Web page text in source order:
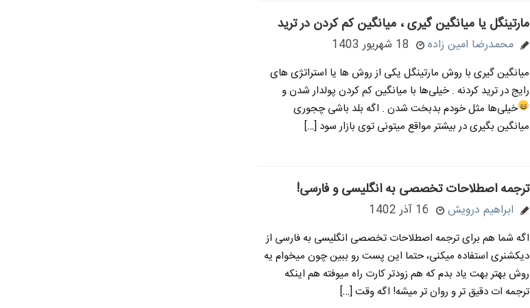
مارتینگل یا میانگین گیری ، میانگین کم کردن در ترید
محمدرضا امین زاده 18 شهریور 1403
میانگین گیری با روش مارتینگل یکی از روش ها یا استراتژی های
رایج در ترید کردنه . خیلی‌ها با میانگین کم کردن پولدار شدن و
خیلی‌ها مثل خودم بدبخت شدن . اگه بلد باشی چجوری
میانگین بگیری در بیشتر مواقع میتونی توی بازار سود […]
ترجمه اصطلاحات تخصصی به انگلیسی و فارسی!
ابراهیم درویش 16 آذر 1402
اگه شما هم برای ترجمه اصطلاحات تخصصی انگلیسی به فارسی از
دیکشنری استفاده میکنی، حتما این پست رو ببین چون میخوام یه
روش بهتر بهت یاد بدم که هم زودتر کارت راه میوفته هم اینکه
ترجمه ات دقیق تر و روان تر میشه! اگه وقت […]